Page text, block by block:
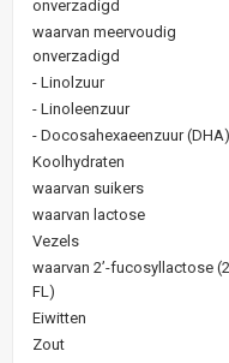
onverzadigd
waarvan meervoudig
onverzadigd
- Linolzuur
- Linoleenzuur
- Docosahexaeenzuur (DHA)
Koolhydraten
waarvan suikers
waarvan lactose
Vezels
waarvan 2’-fucosyllactose
FL)
Eiwitten
Zout